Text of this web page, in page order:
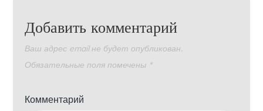
Добавить комментарий
Ваш адрес email не будет опубликован.
Обязательные поля помечены *
Комментарий